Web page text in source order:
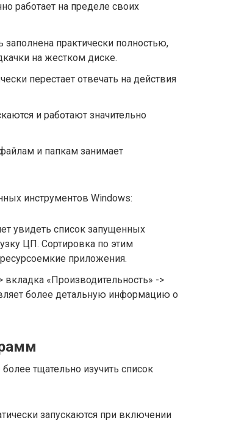
работает на пределе своих
практически полностью,
на жестком диске.
перестает отвечать на действия
и работают значительно
и папкам занимает
инструментов Windows:
увидеть список запущенных
ЦП. Сортировка по этим
приложения.
«Производительность» ->
более детальную информацию о
тщательно изучить список
запускаются при включении